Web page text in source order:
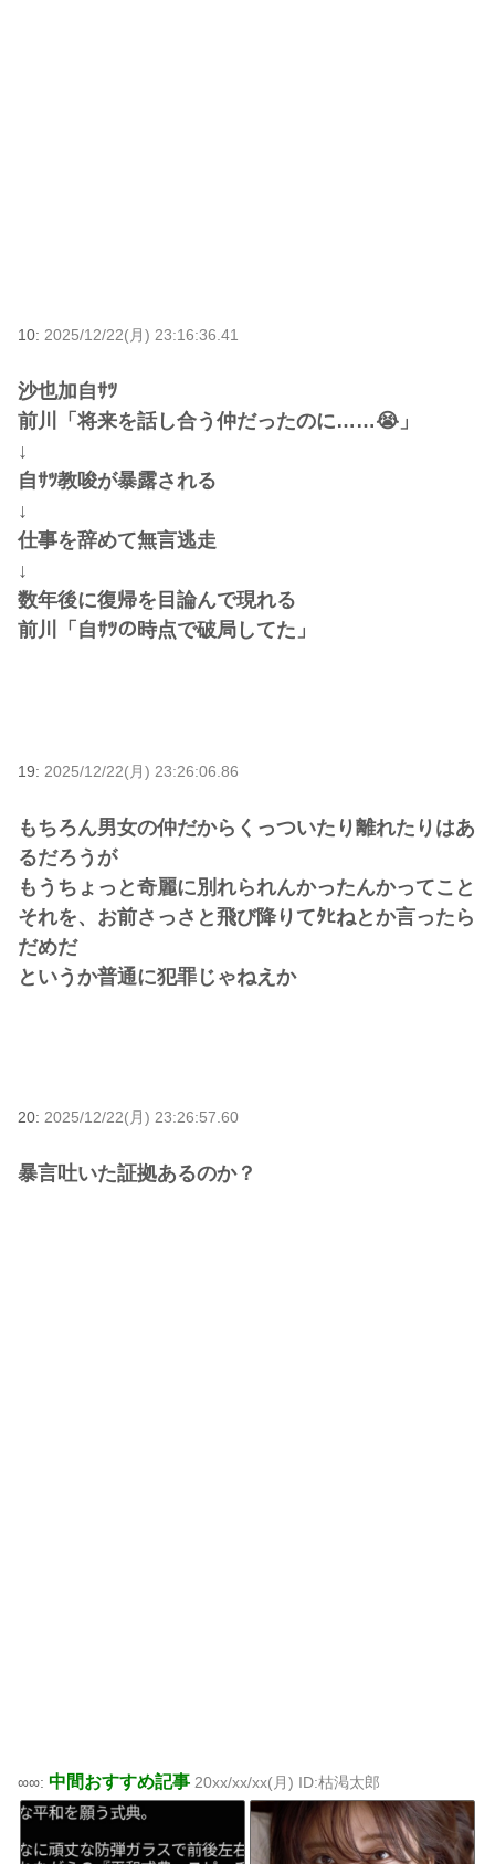
10: 2025/12/22(月) 23:16:36.41
沙也加自ｻﾂ
前川「将来を話し合う仲だったのに……😭」
↓
自ｻﾂ教唆が暴露される
↓
仕事を辞めて無言逃走
↓
数年後に復帰を目論んで現れる
前川「自ｻﾂの時点で破局してた」
19: 2025/12/22(月) 23:26:06.86
もちろん男女の仲だからくっついたり離れたりはあ
るだろうが
もうちょっと奇麗に別れられんかったんかってこと
それを、お前さっさと飛び降りてﾀﾋねとか言ったら
だめだ
というか普通に犯罪じゃねえか
20: 2025/12/22(月) 23:26:57.60
暴言吐いた証拠あるのか？
∞∞: 中間おすすめ記事 20xx/xx/xx(月) ID:枯渇太郎